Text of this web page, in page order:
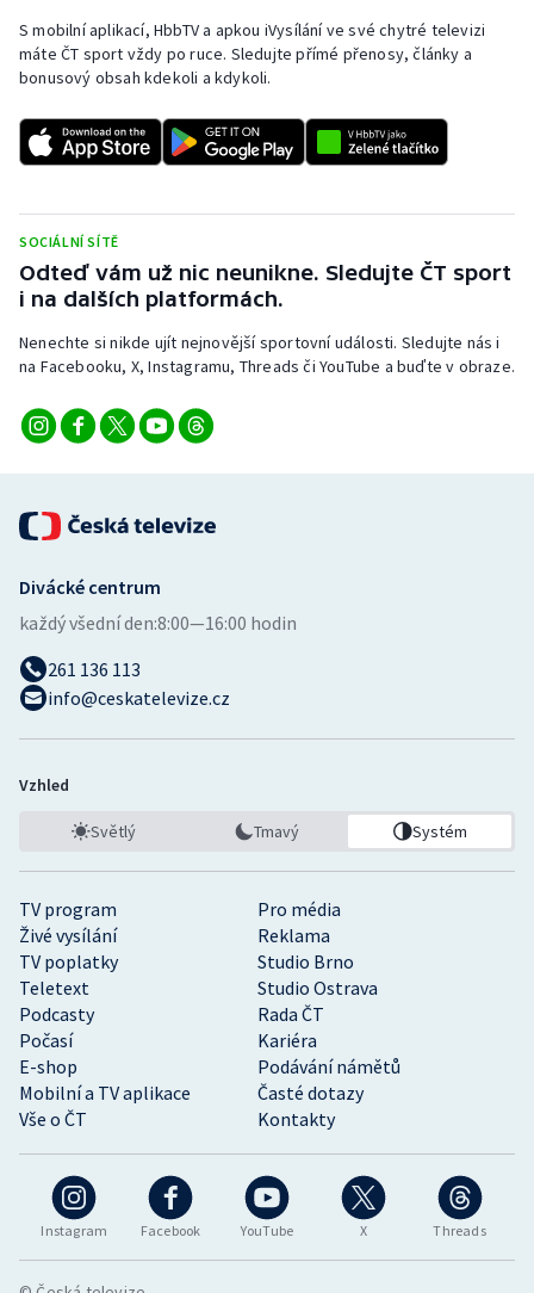
Rychlostní kanoistika
Short track
Stolní tenis
Triatlon
Veslování
Vodní slalom
Volejbal
Ostatní
S mobilní aplikací, HbbTV a apkou iVysílání ve své chytré televizi
máte ČT sport vždy po ruce. Sledujte přímé přenosy, články a
bonusový obsah kdekoli a kdykoli.
SOCIÁLNÍ SÍTĚ
Odteď vám už nic neunikne. Sledujte ČT sport
i na dalších platformách.
Nenechte si nikde ujít nejnovější sportovní události. Sledujte nás i
na Facebooku, X, Instagramu, Threads či YouTube a buďte v obraze.
Instagram Facebook YouTube X Threads
TV program
Pro média
Živé vysílání
Reklama
TV poplatky
Studio Brno
Teletext
Studio Ostrava
Podcasty
Rada ČT
Počasí
Kariéra
E-shop
Podávání námětů
Mobilní a TV aplikace
Časté dotazy
Vše o ČT
Kontakty
Divácké centrum
každý všední den:8:00—16:00 hodin
261 136 113
info@ceskatelevize.cz
Vzhled
Světlý Tmavý Systém